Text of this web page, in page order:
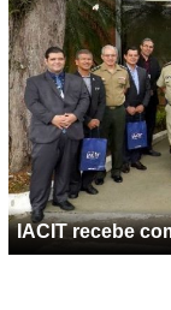
IACIT recebe